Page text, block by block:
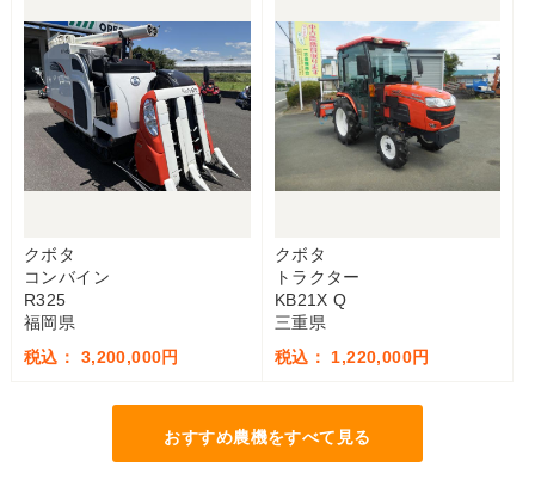
クボタ
コンバイン
R325
福岡県
税込： 3,200,000円
クボタ
トラクター
KB21X Q
三重県
税込： 1,220,000円
おすすめ農機をすべて見る